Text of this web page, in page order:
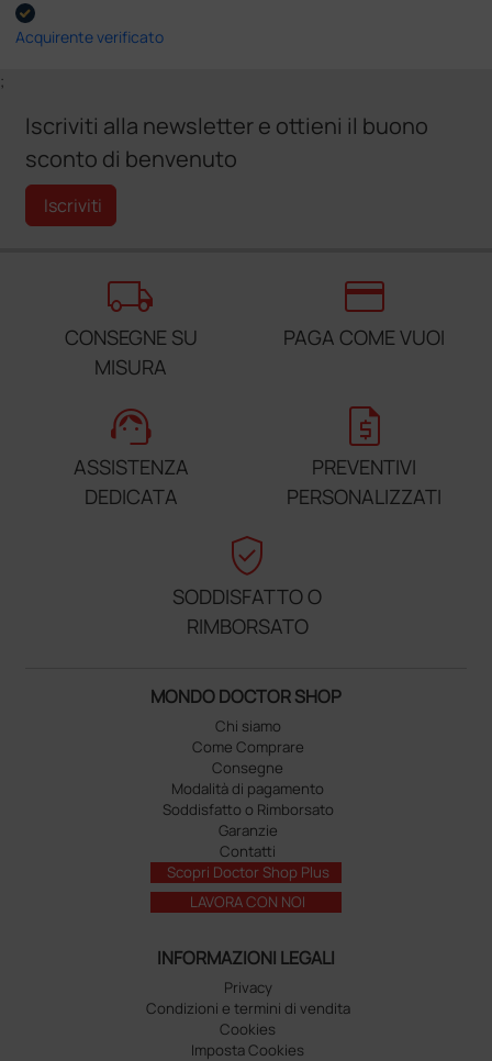
Acquirente verificato
;
Iscriviti alla newsletter e ottieni il buono
sconto di benvenuto
Iscriviti
local_shipping
CONSEGNE SU
MISURA
credit_card
PAGA COME VUOI
support_agent
ASSISTENZA
DEDICATA
request_quote
PREVENTIVI
PERSONALIZZATI
verified_user
SODDISFATTO O
RIMBORSATO
MONDO DOCTOR SHOP
Chi siamo
Come Comprare
Consegne
Modalità di pagamento
Soddisfatto o Rimborsato
Garanzie
Contatti
Scopri Doctor Shop Plus
LAVORA CON NOI
INFORMAZIONI LEGALI
Privacy
Condizioni e termini di vendita
Cookies
Imposta Cookies